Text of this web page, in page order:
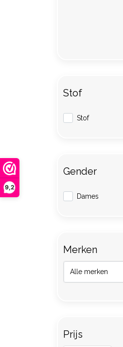
9,2
Stof
Stof
Gender
Dames
Merken
Prijs